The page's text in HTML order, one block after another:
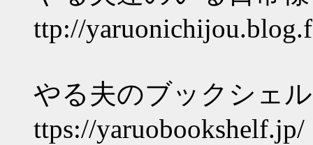
ttp://
やる夫のブックシェ
ttps://yaruobookshelf.jp/